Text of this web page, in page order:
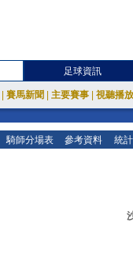
足球資訊
賽馬新聞 主要賽事 視聽播
騎師分場表 參考資料 統